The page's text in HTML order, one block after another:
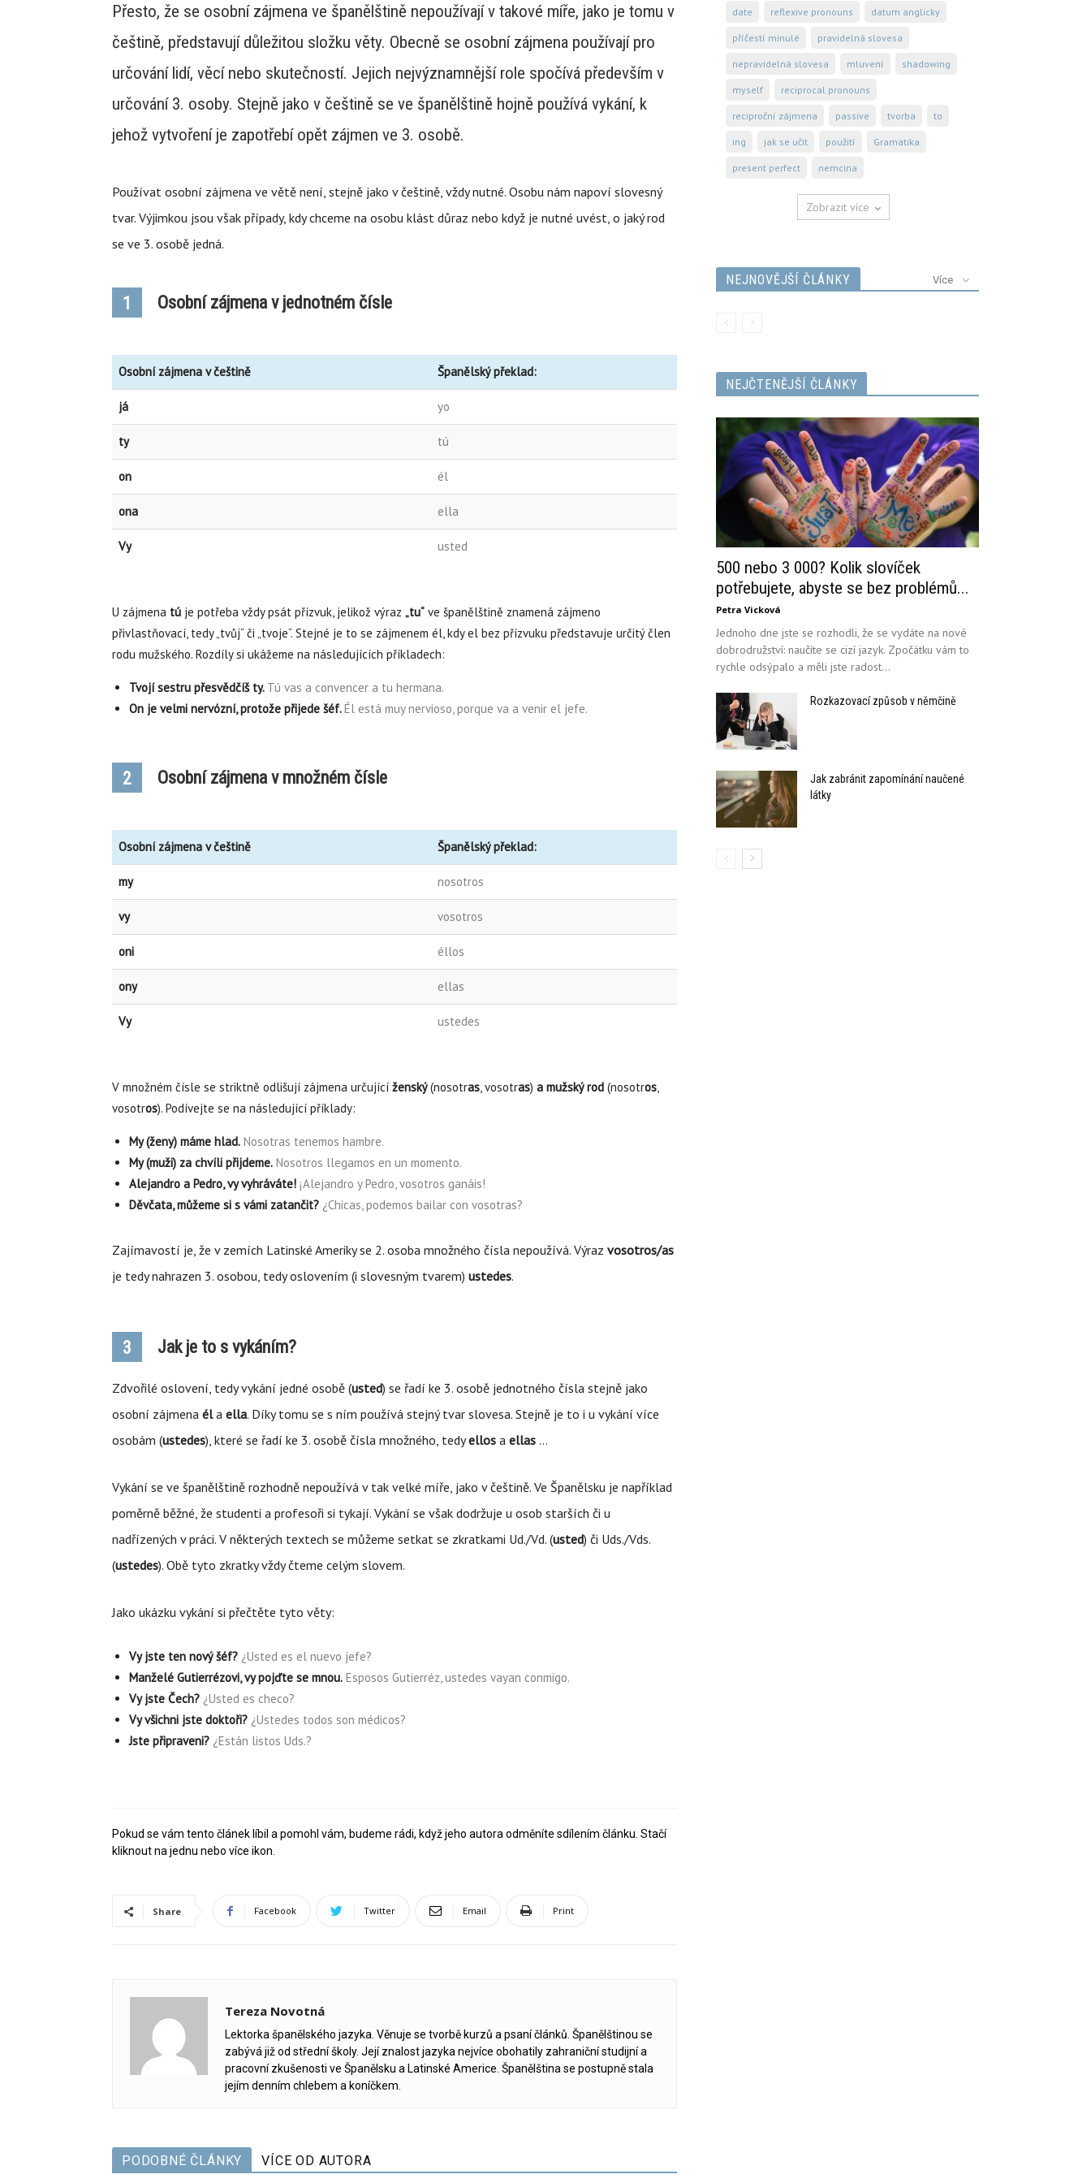
Přesto, že se osobní zájmena ve španělštině nepoužívají v takové míře, jako je tomu v
češtině, představují důležitou složku věty. Obecně se osobní zájmena používají pro
určování lidí, věcí nebo skutečností. Jejich nejvýznamnější role spočívá především v
určování 3. osoby. Stejně jako v češtině se ve španělštině hojně používá vykání, k
jehož vytvoření je zapotřebí opět zájmen ve 3. osobě.
Používat osobní zájmena ve větě není, stejně jako v češtině, vždy nutné. Osobu nám napoví slovesný
tvar. Výjimkou jsou však případy, kdy chceme na osobu klást důraz nebo když je nutné uvést, o jaký rod
se ve 3. osobě jedná.
1 Osobní zájmena v jednotném čísle
Osobní zájmena v češtině Španělský překlad:
já yo
ty tú
on él
ona ella
Vy usted
U zájmena tú je potřeba vždy psát přízvuk, jelikož výraz „tu“ ve španělštině znamená zájmeno
přivlastňovací, tedy „tvůj“ či „tvoje“. Stejné je to se zájmenem él, kdy el bez přízvuku představuje určitý člen
rodu mužského. Rozdíly si ukážeme na následujících příkladech:
Tvojí sestru přesvědčíš ty. Tú vas a convencer a tu hermana.
On je velmi nervózní, protože přijede šéf.Él está muy nervioso, porque va a venir el jefe.
2 Osobní zájmena v množném čísle
Osobní zájmena v češtině Španělský překlad:
my nosotros
vy vosotros
oni éllos
ony ellas
Vy ustedes
V množném čísle se striktně odlišují zájmena určující ženský(nosotras, vosotras) a mužský rod (nosotros,
vosotros). Podívejte se na následující příklady:
My (ženy) máme hlad. Nosotras tenemos hambre.
My (muži) za chvíli přijdeme. Nosotros llegamos en un momento.
Alejandro a Pedro, vy vyhráváte! ¡Alejandro y Pedro, vosotros ganáis!
Děvčata, můžeme si s vámi zatančit? ¿Chicas, podemos bailar con vosotras?
Zajímavostí je, že v zemích Latinské Ameriky se 2. osoba množného čísla nepoužívá. Výraz vosotros/as
je tedy nahrazen 3. osobou, tedy oslovením (i slovesným tvarem) ustedes.
3 Jak je to s vykáním?
Zdvořilé oslovení, tedy vykání jedné osobě (usted) se řadí ke 3. osobě jednotného čísla stejně jako
osobní zájmena éla ella. Díky tomu se s ním používá stejný tvar slovesa. Stejně je to i u vykání více
osobám (ustedes), které se řadí ke 3. osobě čísla množného, tedyellos a ellas …
Vykání se ve španělštině rozhodně nepoužívá v tak velké míře, jako v češtině. Ve Španělsku je například
poměrně běžné, že studenti a profesoři si tykají. Vykání se však dodržuje u osob starších či u
nadřízených v práci. V některých textech se můžeme setkat se zkratkami Ud./Vd. (usted) či Uds./Vds.
(ustedes). Obě tyto zkratky vždy čteme celým slovem.
Jako ukázku vykání si přečtěte tyto věty:
Vy jste ten nový šéf? ¿Usted es el nuevo jefe?
Manželé Gutierrézovi, vy pojďte se mnou. Esposos Gutierréz, ustedes vayan conmigo.
Vy jste Čech? ¿Usted es checo?
Vy všichni jste doktoři? ¿Ustedes todos son médicos?
Jste připraveni? ¿Están listos Uds.?
Pokud se vám tento článek líbil a pomohl vám, budeme rádi, když jeho autora odměníte sdílením článku. Stačí
kliknout na jednu nebo více ikon.
Share Facebook Twitter Email Print
Tereza Novotná
Lektorka španělského jazyka. Věnuje se tvorbě kurzů a psaní článků. Španělštinou se
zabývá již od střední školy. Její znalost jazyka nejvíce obohatily zahraniční studijní a
pracovní zkušenosti ve Španělsku a Latinské Americe. Španělština se postupně stala
jejím denním chlebem a koníčkem.
PODOBNÉ ČLÁNKY VÍCE OD AUTORA
date reflexive pronouns datum anglicky
příčestí minulé pravidelná slovesa
nepravidelná slovesa mluvení shadowing
myself reciprocal pronouns
reciproční zájmena passive tvorba to
ing jak se učit použití Gramatika
present perfect nemcina
Zobrazit více
NEJNOVĚJŠÍ ČLÁNKY Více
NEJČTENĚJŠÍ ČLÁNKY
500 nebo 3 000? Kolik slovíček
potřebujete, abyste se bez problémů...
Petra Vicková
Jednoho dne jste se rozhodli, že se vydáte na nové
dobrodružství: naučíte se cizí jazyk. Zpočátku vám to
rychle odsýpalo a měli jste radost...
Rozkazovací způsob v němčině
Jak zabránit zapomínání naučené
látky